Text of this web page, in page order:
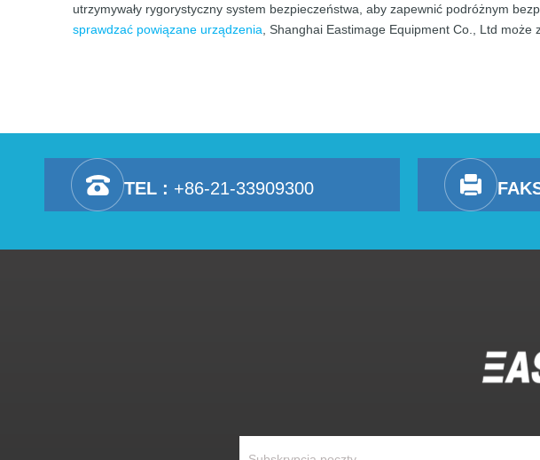
utrzymywały rygorystyczny system bezpieczeństwa, aby zapewnić podróżnym
sprawdzać powiązane urządzenia , Shanghai Eastimage Equipment Co., Ltd
TEL : +86-21-33909300